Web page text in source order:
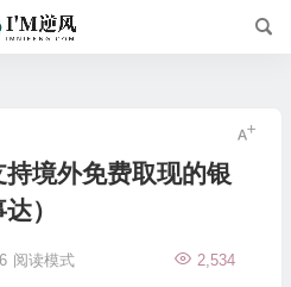
境外免费取现的银
）
2,534
阅读模式